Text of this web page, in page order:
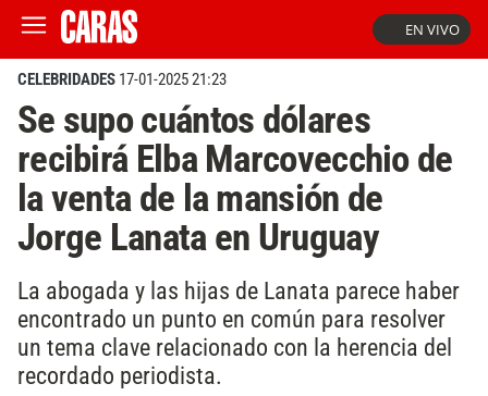
EN VIVO
CELEBRIDADES 17-01-2025 21:23
Se supo cuántos dólares
recibirá Elba Marcovecchio de
la venta de la mansión de
Jorge Lanata en Uruguay
La abogada y las hijas de Lanata parece haber
encontrado un punto en común para resolver
un tema clave relacionado con la herencia del
recordado periodista.